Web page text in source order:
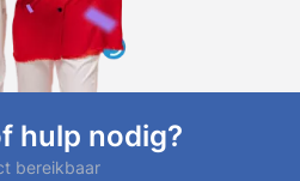
hulp nodig?
bereikbaar